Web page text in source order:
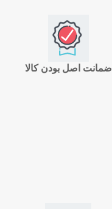
ضمانت اصل بودن کالا